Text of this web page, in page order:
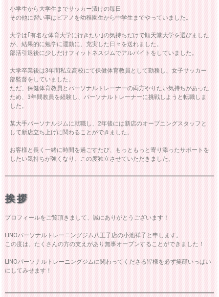
小学生から大学生までサッカー漬けの毎日
その他に習い事はピアノを幼稚園生から中学生までやっていました。
大学は｢有名な体育大学に行きたい｣の気持ちだけで順天堂大学を選びました
が、結果的に勉学に運動に、充実した日々を送れました。
部活引退後に少しだけフィットネスジムでアルバイトをしていました。
大学卒業後は3年間私立高校にて保健体育教員として勤務し、女子サッカー
部監督をしていました。
ただ、保健体育教員とパーソナルトレーナーの両方やりたい気持ちがあった
ため、3年間教員を経験し、パーソナルトレーナーに挑戦しようと転職しま
した。
某大手パーソナルジムに就職し、2年後には新店のオープニングスタッフと
して新店立ち上げに関わることができました。
お客様と長く一緒に時間を過ごすたび、もっともっと寄り添ったサポートを
したい気持ちが強くなり、この度独立させていただきました。
挨拶
プロフィールをご覧頂きまして、誠にありがとうございます！
LINOパーソナルトレーニングジム八王子店の小池祥子と申します。
この度は、たくさんの方の支えがあり無事オープンすることができました！
LINOパーソナルトレーニングジムに関わってくださる皆様を必ず笑顔いっぱい
にしてみせます！